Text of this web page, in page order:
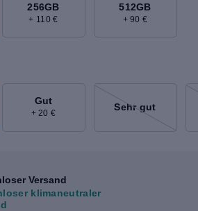
256GB
+ 110 €
512GB
+ 90 €
Gut
+ 20 €
Sehr gut
Versand
klimaneutraler